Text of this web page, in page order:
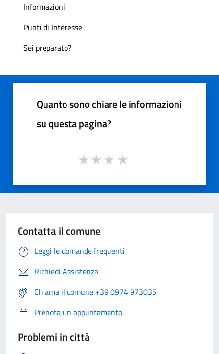
Informazioni
Punti di Interesse
Sei preparato?
Quanto sono chiare le informazioni
su questa pagina?
Contatta il comune
Leggi le domande frequenti
Richiedi Assistenza
Chiama il comune +39 0974 973035
Prenota un appuntamento
Problemi in città